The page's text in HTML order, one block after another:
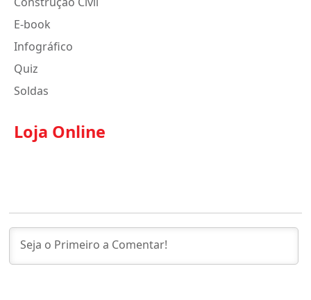
E-book
Infográfico
Quiz
Soldas
Loja Online